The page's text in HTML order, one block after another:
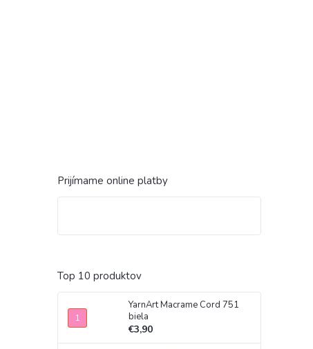
Prijímame online platby
Top 10 produktov
YarnArt Macrame Cord 751
biela
€3,90